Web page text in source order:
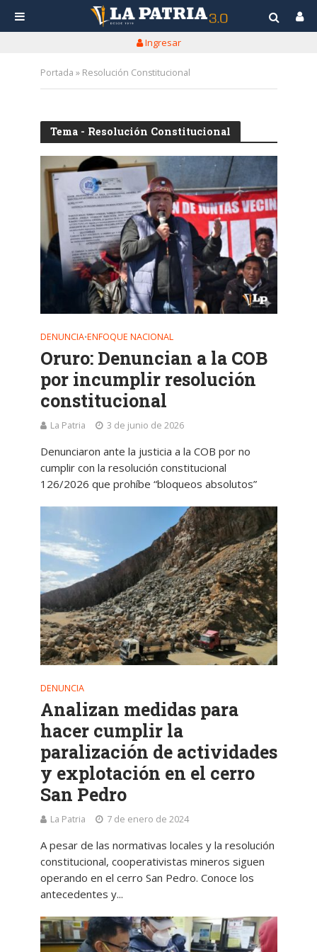
Ingresar
Portada » Resolución Constitucional
Tema - Resolución Constitucional
DENUNCIA•ENFOQUE NACIONAL
Oruro: Denuncian a la COB
por incumplir resolución
constitucional
La Patria 3 de junio de 2026
Denunciaron ante la justicia a la COB por no
cumplir con la resolución constitucional
126/2026 que prohíbe “bloqueos absolutos”
DENUNCIA
Analizan medidas para
hacer cumplir la
paralización de actividades
y explotación en el cerro
San Pedro
La Patria 7 de enero de 2024
A pesar de las normativas locales y la resolución
constitucional, cooperativistas mineros siguen
operando en el cerro San Pedro. Conoce los
antecedentes y...